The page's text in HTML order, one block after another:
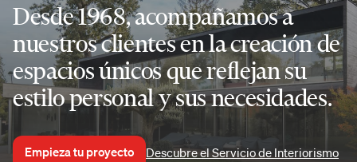
Desde 1968, acompañamos a
nuestros clientes en la creación de
espacios únicos que reflejan su
estilo personal y sus necesidades.
Empieza tu proyecto Descubre el Servicio de Interiorismo